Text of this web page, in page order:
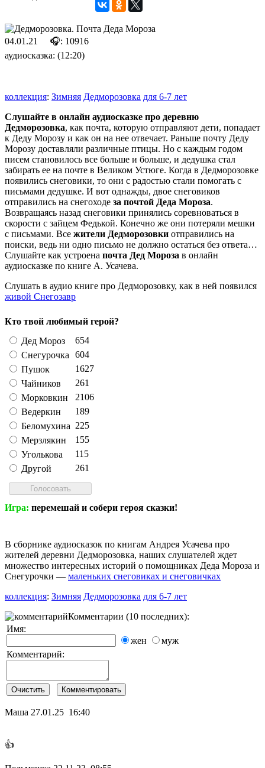
04.01.21
🎧: 10916
аудиосказка: (12:20)
коллекция: Зимняя Дедморозовка для 6-7 лет
Слушайте в онлайн аудиосказке про деревню
Дедморозовка, как почта, которую отправляют дети, попадает
к Деду Морозу и как он на нее отвечает. Раньше почту Деду
Морозу доставляли различные птицы. Но с каждым годом
писем становилось все больше и больше, и дедушка стал
забирать ее на почте в Великом Устюге. Когда в Дедморозовке
появились снеговики, то они с радостью стали помогать с
письмами дедушке. И вот однажды, двое снеговиков
отправились на снегоходе за почтой Деда Мороза.
Возвращаясь назад снеговики принялись соревноваться в
скорости с зайцем Федькой. Конечно же они потеряли мешки
с письмами. Все жители Дедморозовки отправились на
поиски, ведь ни одно письмо не должно остаться без ответа…
Слушайте как устроена почта Дед Мороза в онлайн
аудиосказке по книге А. Усачева.
Слушать в аудио книге про Дедморозовку, как в ней появился
живой Снегозавр
Кто твой любимый герой?
Дед Мороз
654
Снегурочка
604
Пушок
1627
Чайников
261
Морковкин
2106
Ведеркин
189
Беломухина 225
Мерзлякин
155
Уголькова
115
Другой
261
Игра: перемешай и собери героя сказки!
В сборнике аудиосказок по книгам Андрея Усачева про
жителей деревни Дедморозовка, наших слушателей ждет
множество интересных историй о помощниках Деда Мороза и
Снегурочки — маленьких снеговиках и снеговичках
коллекция: Зимняя Дедморозовка для 6-7 лет
Комментарии (10 последних):
Имя:
жен
муж
Комментарий:
Маша 27.01.25 16:40
👍